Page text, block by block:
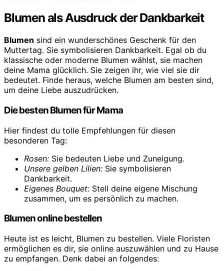
Blumen als Ausdruck der Dankbarkeit
Blumen sind ein wunderschönes Geschenk für den
Muttertag. Sie symbolisieren Dankbarkeit. Egal ob du
klassische oder moderne Blumen wählst, sie machen
deine Mama glücklich. Sie zeigen ihr, wie viel sie dir
bedeutet. Finde heraus, welche Blumen am besten sind,
um deine Liebe auszudrücken.
Die besten Blumen für Mama
Hier findest du tolle Empfehlungen für diesen
besonderen Tag:
Rosen: Sie bedeuten Liebe und Zuneigung.
Unsere gelben Lilien: Sie symbolisieren
Dankbarkeit.
Eigenes Bouquet: Stell deine eigene Mischung
zusammen, um es persönlich zu machen.
Blumen online bestellen
Heute ist es leicht, Blumen zu bestellen. Viele Floristen
ermöglichen es dir, sie online auszuwählen und zu Hause
zu empfangen. Denk dabei an folgendes: